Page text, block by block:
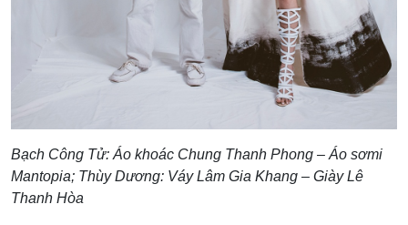
Bạch Công Tử: Áo khoác Chung Thanh Phong – Áo sơmi
Mantopia; Thùy Dương: Váy Lâm Gia Khang – Giày Lê
Thanh Hòa